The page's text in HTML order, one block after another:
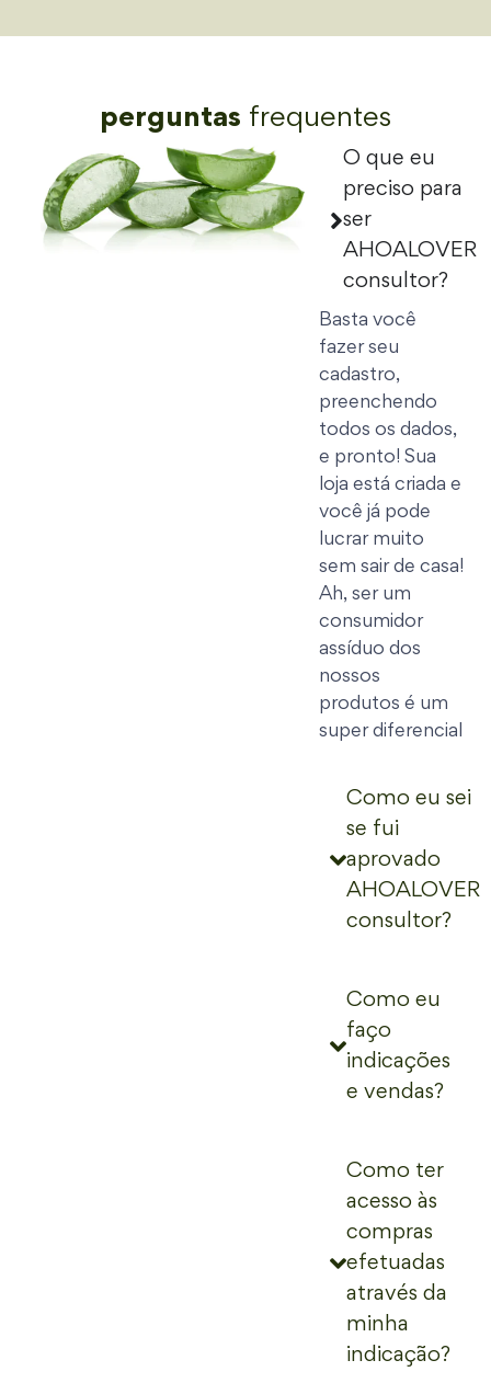
perguntas frequentes
O que eu
preciso para
ser
AHOALOVER
consultor?
Basta você
fazer seu
cadastro,
preenchendo
todos os dados,
e pronto! Sua
loja está criada e
você já pode
lucrar muito
sem sair de casa!
Ah, ser um
consumidor
assíduo dos
nossos
produtos é um
super diferencial
Como eu sei
se fui
aprovado
AHOALOVER
consultor?
Como eu
faço
indicações
e vendas?
Como ter
acesso às
compras
efetuadas
através da
minha
indicação?